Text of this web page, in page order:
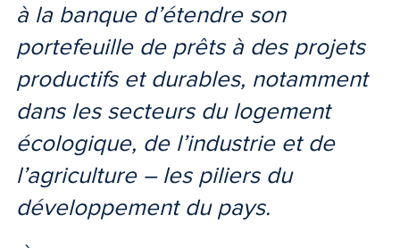
à la banque d’étendre son
portefeuille de prêts à des projets
productifs et durables, notamment
dans les secteurs du logement
écologique, de l’industrie et de
l’agriculture – les piliers du
développement du pays.